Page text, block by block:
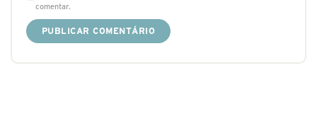
comentar.